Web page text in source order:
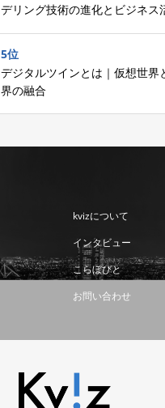
デリング技術の進化とビジネス
5位
デジタルツインとは｜仮想世界
界の融合
kvizについて
インタビュー
こらぼびと
お問い合わせ